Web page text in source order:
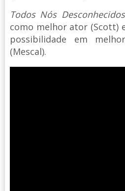
Todos Nós Desconhecidos
como melhor ator (Scott)
possibilidade em
(Mescal).